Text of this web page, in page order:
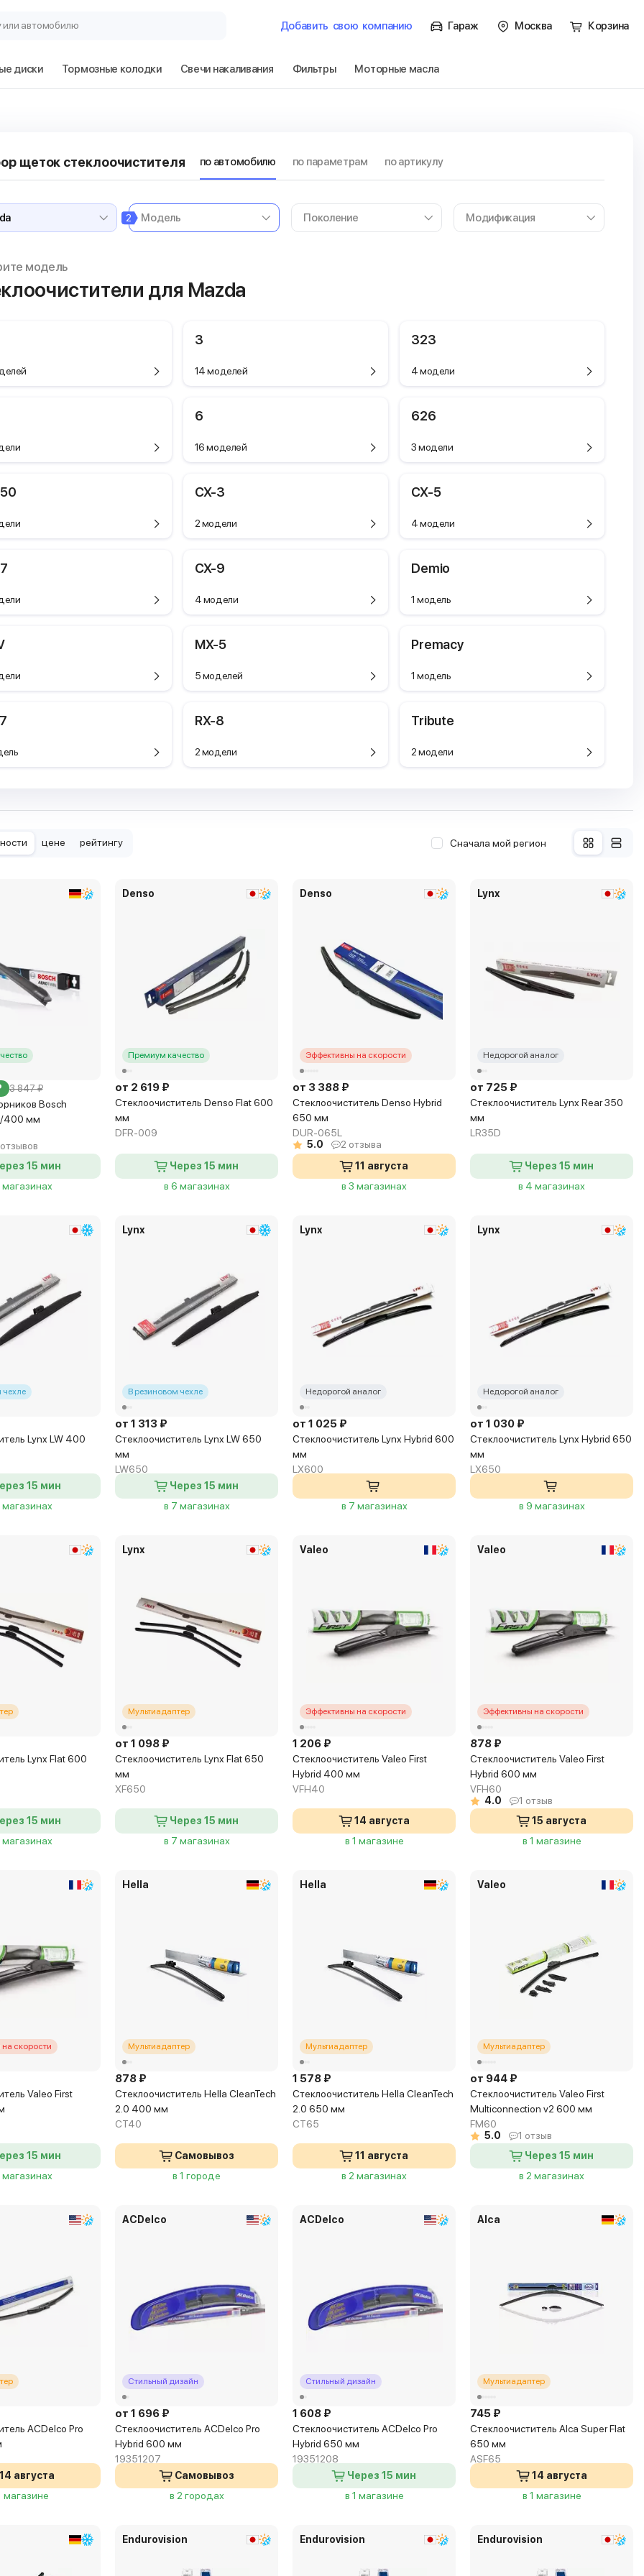
или автомобилю Добавить свою компанию Гараж Москва Корзина
диски Тормозные колодки Свечи накаливания Фильтры Моторные масла
щеток стеклоочистителя по автомобилю по параметрам по артикулу
2
модель
для Mazda
3
14 моделей
323
4 модели
6
16 моделей
626
3 модели
CX-3
2 модели
CX-5
4 модели
CX-9
4 модели
Demio
1 модель
MX-5
5 моделей
Premacy
1 модель
RX-8
2 модели
Tribute
2 модели
цене рейтингу Сначала мой регион
3 847 ₽
Bosch
400 мм
15 мин
магазинах
Denso
Премиум качество
от 2 619 ₽
Стеклоочиститель Denso Flat 600
мм
DFR-009
Через 15 мин
в 6 магазинах
Denso
Эффективны на скорости
от 3 388 ₽
Стеклоочиститель Denso Hybrid
650 мм
DUR-065L
5.0
2 отзыва
11 августа
в 3 магазинах
Lynx
Недорогой аналог
от 725 ₽
Стеклоочиститель Lynx Rear 350
мм
LR35D
Через 15 мин
в 4 магазинах
чехле
Lynx LW 400
15 мин
магазинах
Lynx
В резиновом чехле
от 1 313 ₽
Стеклоочиститель Lynx LW 650
мм
LW650
Через 15 мин
в 7 магазинах
Lynx
Недорогой аналог
от 1 025 ₽
Стеклоочиститель Lynx Hybrid 600
мм
LX600
в 7 магазинах
Lynx
Недорогой аналог
от 1 030 ₽
Стеклоочиститель Lynx Hybrid 650
мм
LX650
в 9 магазинах
Lynx Flat 600
15 мин
магазинах
Lynx
Мультиадаптер
от 1 098 ₽
Стеклоочиститель Lynx Flat 650
мм
XF650
Через 15 мин
в 7 магазинах
Valeo
Эффективны на скорости
1 206 ₽
Стеклоочиститель Valeo First
Hybrid 400 мм
VFH40
14 августа
в 1 магазине
Valeo
Эффективны на скорости
878 ₽
Стеклоочиститель Valeo First
Hybrid 600 мм
VFH60
4.0
1 отзыв
15 августа
в 1 магазине
скорости
Valeo First
15 мин
магазинах
Hella
Мультиадаптер
878 ₽
Стеклоочиститель Hella CleanTech
2.0 400 мм
CT40
Самовывоз
в 1 городе
Hella
Мультиадаптер
1 578 ₽
Стеклоочиститель Hella CleanTech
2.0 650 мм
CT65
11 августа
в 2 магазинах
Valeo
Мультиадаптер
от 944 ₽
Стеклоочиститель Valeo First
Multiconnection v2 600 мм
FM60
5.0
1 отзыв
Через 15 мин
в 2 магазинах
ACDelco Pro
14 августа
магазине
ACDelco
Стильный дизайн
от 1 696 ₽
Стеклоочиститель ACDelco Pro
Hybrid 600 мм
19351207
Самовывоз
в 2 городах
ACDelco
Стильный дизайн
1 608 ₽
Стеклоочиститель ACDelco Pro
Hybrid 650 мм
19351208
Через 15 мин
в 1 магазине
Alca
Мультиадаптер
745 ₽
Стеклоочиститель Alca Super Flat
650 мм
ASF65
14 августа
в 1 магазине
Endurovision Endurovision Endurovision